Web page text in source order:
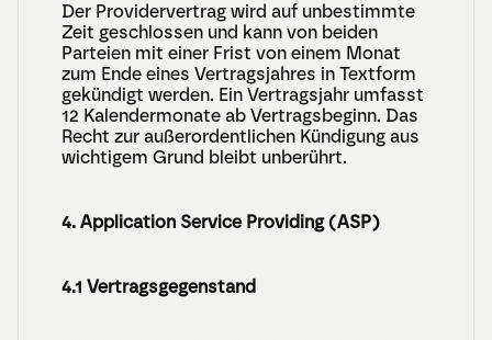
Der Providervertrag wird auf unbestimmte
Zeit geschlossen und kann von beiden
Parteien mit einer Frist von einem Monat
zum Ende eines Vertragsjahres in Textform
gekündigt werden. Ein Vertragsjahr umfasst
12 Kalendermonate ab Vertragsbeginn. Das
Recht zur außerordentlichen Kündigung aus
wichtigem Grund bleibt unberührt.
4. Application Service Providing (ASP)
4.1 Vertragsgegenstand